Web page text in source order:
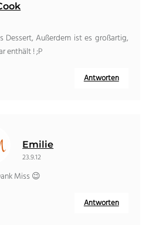
Dessert, Außerdem ist es großartig,
enthält ! ;P
Antworten
Emilie
23.9.12
Miss 😉
Antworten